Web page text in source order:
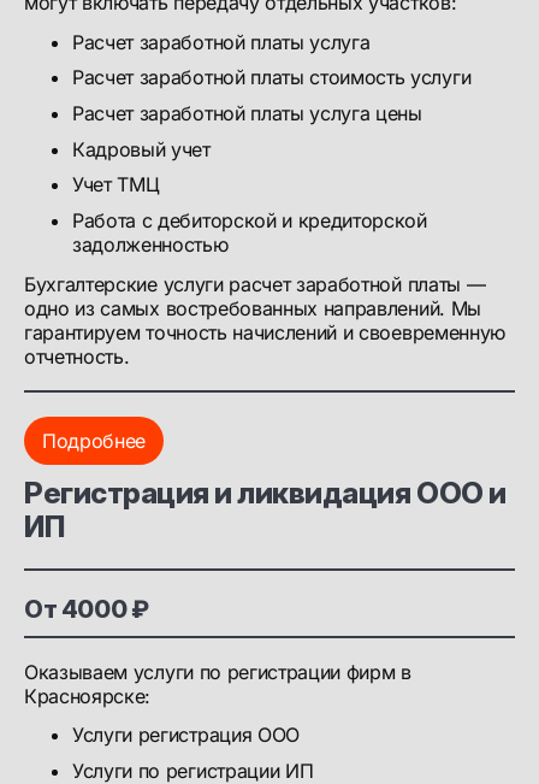
Расчет заработной платы услуга
Расчет заработной платы стоимость услуги
Расчет заработной платы услуга цены
Кадровый учет
Учет ТМЦ
Работа с дебиторской и кредиторской
задолженностью
Бухгалтерские услуги расчет заработной платы —
одно из самых востребованных направлений. Мы
гарантируем точность начислений и своевременную
отчетность.
Подробнее
Регистрация и ликвидация ООО и
ИП
От 4000 ₽
Оказываем услуги по регистрации фирм в
Красноярске:
Услуги регистрация ООО
Услуги по регистрации ИП